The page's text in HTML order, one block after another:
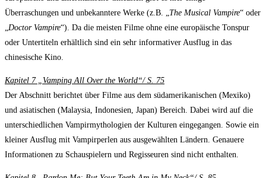
Überraschungen und unbekanntere Werke (z.B. „ The Musical Vampire“ oder
Doctor Vampire“). Da die meisten Filme ohne eine europäische Tonspur
oder Untertiteln erhältlich sind ein sehr informativer Ausflug in das
chinesische Kino.
Kapitel 7 „Vamping All Over the World“/ S. 75
Der Abschnitt berichtet über Filme aus dem südamerikanischen (Mexiko)
und asiatischen (Malaysia, Indonesien, Japan) Bereich. Dabei wird auf die
unterschiedlichen Vampirmythologien der Kulturen eingegangen. Sowie ein
kleiner Ausflug mit Vampirperlen aus ausgewählten Ländern. Genauere
Informationen zu Schauspielern und Regisseuren sind nicht enthalten.